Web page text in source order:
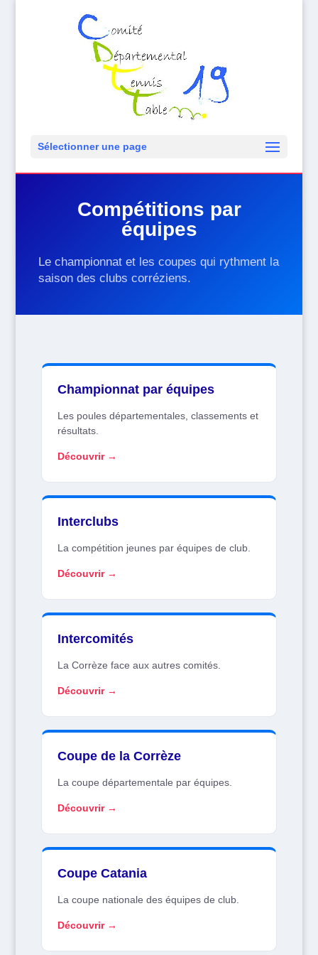
Sélectionner une page
Compétitions par
équipes
Le championnat et les coupes qui rythment la
saison des clubs corréziens.
Championnat par équipes
Les poules départementales, classements et
résultats.
Découvrir →
Interclubs
La compétition jeunes par équipes de club.
Découvrir →
Intercomités
La Corrèze face aux autres comités.
Découvrir →
Coupe de la Corrèze
La coupe départementale par équipes.
Découvrir →
Coupe Catania
La coupe nationale des équipes de club.
Découvrir →